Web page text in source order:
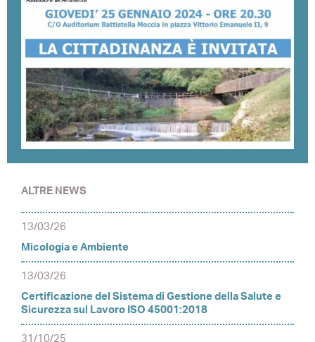
ALTRE NEWS
13/03/26
Micologia e Ambiente
13/03/26
Certificazione del Sistema di Gestione della Salute e
Sicurezza sul Lavoro ISO 45001:2018
31/10/25